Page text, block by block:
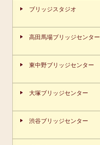
ブリッジスタジオ
高田馬場ブリッジセンター
東中野ブリッジセンター
大塚ブリッジセンター
渋谷ブリッジセンター